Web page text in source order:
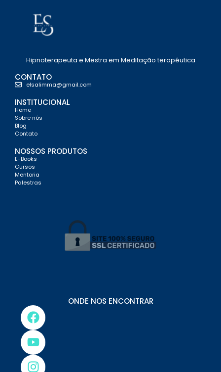
Hipnoterapeuta e Mestra em Meditação terapêutica
CONTATO
elsalimma@gmail.com
INSTITUCIONAL
Home
Sobre nós
Blog
Contato
NOSSOS PRODUTOS
E-Books
Cursos
Mentoria
Palestras
ONDE NOS ENCONTRAR